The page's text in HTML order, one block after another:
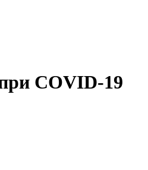
при COVID-19